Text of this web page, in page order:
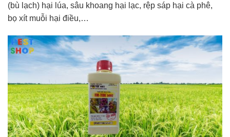
(bù lạch) hại lúa, sâu khoang hại lạc, rệp sáp hại cà phê,
bọ xít muỗi hại điều,…